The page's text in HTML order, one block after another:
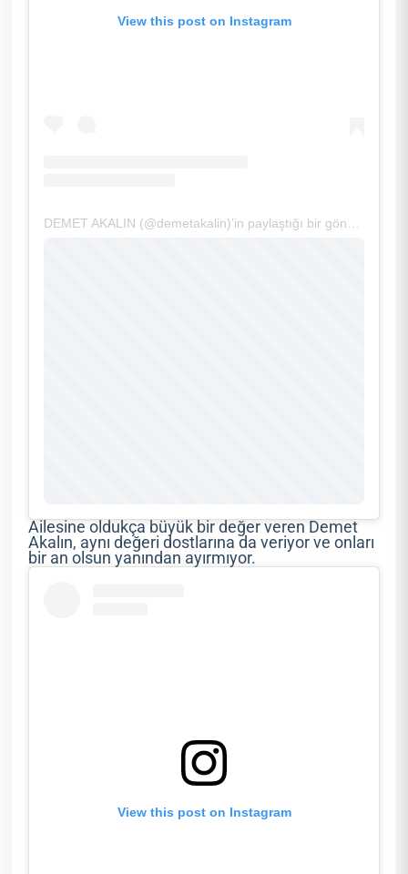
View this post on Instagram
DEMET AKALIN (@demetakalin)’in paylaştığı bir gönderi
Ailesine oldukça büyük bir değer veren Demet
Akalın, aynı değeri dostlarına da veriyor ve onları
bir an olsun yanından ayırmıyor.
View this post on Instagram